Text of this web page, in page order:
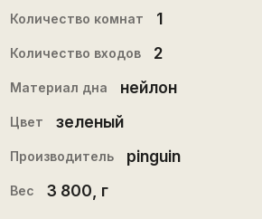
Количество комнат 1
Количество входов 2
Материал дна нейлон
Цвет зеленый
Производитель pinguin
Вес 3 800 , г